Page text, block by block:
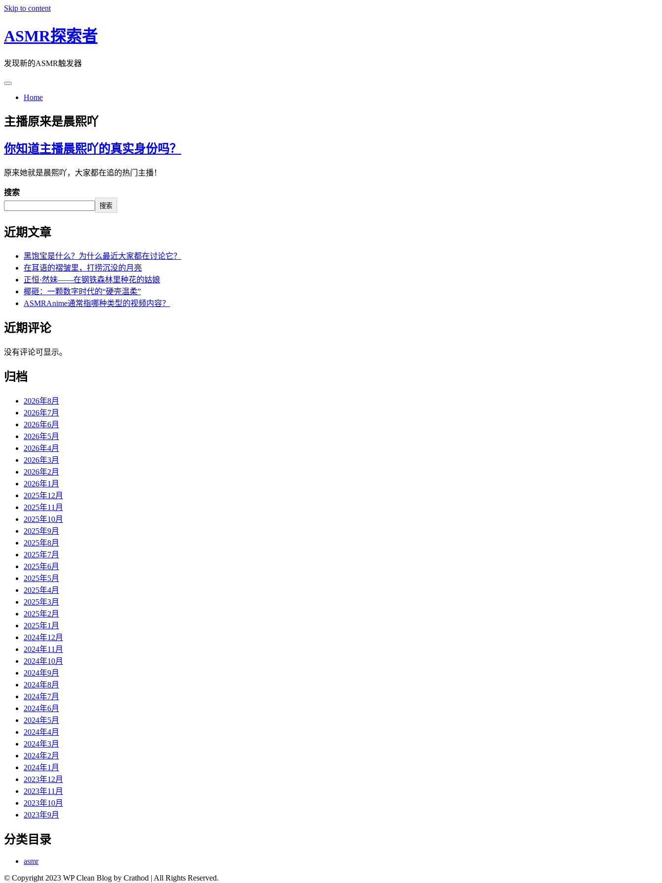
Skip to content
ASMR探索者
发现新的ASMR触发器
Home
主播原来是晨熙吖
你知道主播晨熙吖的真实身份吗？
原来她就是晨熙吖，大家都在追的热门主播！
搜索
搜索
近期文章
黑饱宝是什么？为什么最近大家都在讨论它？
在耳语的褶皱里，打捞沉没的月亮
正恒·然妹——在钢铁森林里种花的姑娘
椰砸：一颗数字时代的“硬壳温柔”
ASMRAnime通常指哪种类型的视频内容？
近期评论
没有评论可显示。
归档
2026年8月
2026年7月
2026年6月
2026年5月
2026年4月
2026年3月
2026年2月
2026年1月
2025年12月
2025年11月
2025年10月
2025年9月
2025年8月
2025年7月
2025年6月
2025年5月
2025年4月
2025年3月
2025年2月
2025年1月
2024年12月
2024年11月
2024年10月
2024年9月
2024年8月
2024年7月
2024年6月
2024年5月
2024年4月
2024年3月
2024年2月
2024年1月
2023年12月
2023年11月
2023年10月
2023年9月
分类目录
asmr
© Copyright 2023 WP Clean Blog by Crathod | All Rights Reserved.